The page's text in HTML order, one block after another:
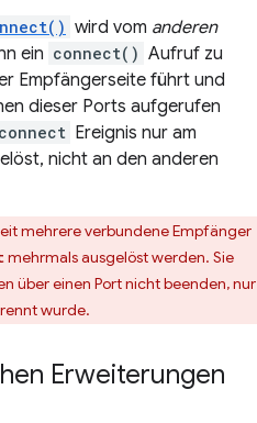
wird vom anderen
ein connect() Aufruf zu
Empfängerseite führt und
dieser Ports aufgerufen
Ereignis nur am
nicht an den anderen
mehrere verbundene Empfänger
mehrmals ausgelöst werden. Sie
über einen Port nicht beenden, nur
wurde.
Erweiterungen